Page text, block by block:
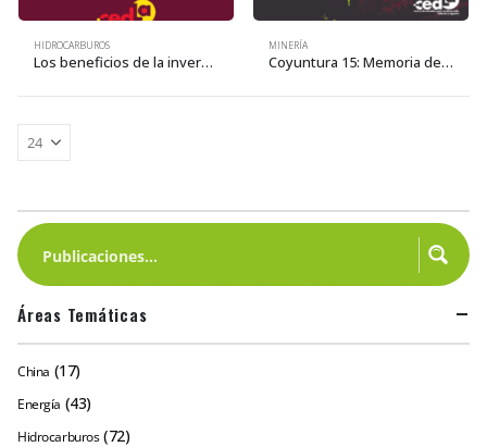
HIDROCARBUROS
Los beneficios de la inversión extranjera ¿Cuáles fueron sus resultados en el sector de petróleo y gas en Bolivia?
MINERÍA
Coyuntura 15: Memoria del Foro Debate ¿Nuevo auge de la minería? Análisis y perspectivas
Áreas Temáticas
China (17)
Energía (43)
Hidrocarburos (72)